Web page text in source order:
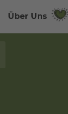
Über Uns